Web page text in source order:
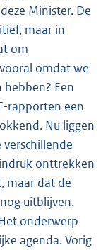
Minister. De
maar in
om
omdat we
Een
rapporten een
Nu liggen
verschillende
onttrekken
maar dat de
uitblijven.
onderwerp
agenda. Vorig